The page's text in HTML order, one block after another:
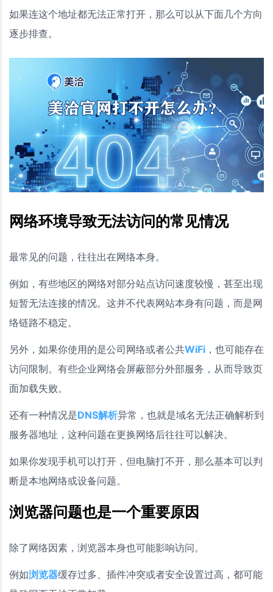
如果连这个地址都无法正常打开，那么可以从下面几个方向
逐步排查。
网络环境导致无法访问的常见情况
最常见的问题，往往出在网络本身。
例如，有些地区的网络对部分站点访问速度较慢，甚至出现
短暂无法连接的情况。这并不代表网站本身有问题，而是网
络链路不稳定。
另外，如果你使用的是公司网络或者公共WiFi ，也可能存在
访问限制。有些企业网络会屏蔽部分外部服务，从而导致页
面加载失败。
还有一种情况是DNS解析异常，也就是域名无法正确解析到
服务器地址，这种问题在更换网络后往往可以解决。
如果你发现手机可以打开，但电脑打不开，那么基本可以判
断是本地网络或设备问题。
浏览器问题也是一个重要原因
除了网络因素，浏览器本身也可能影响访问。
例如浏览器缓存过多、插件冲突或者安全设置过高，都可能